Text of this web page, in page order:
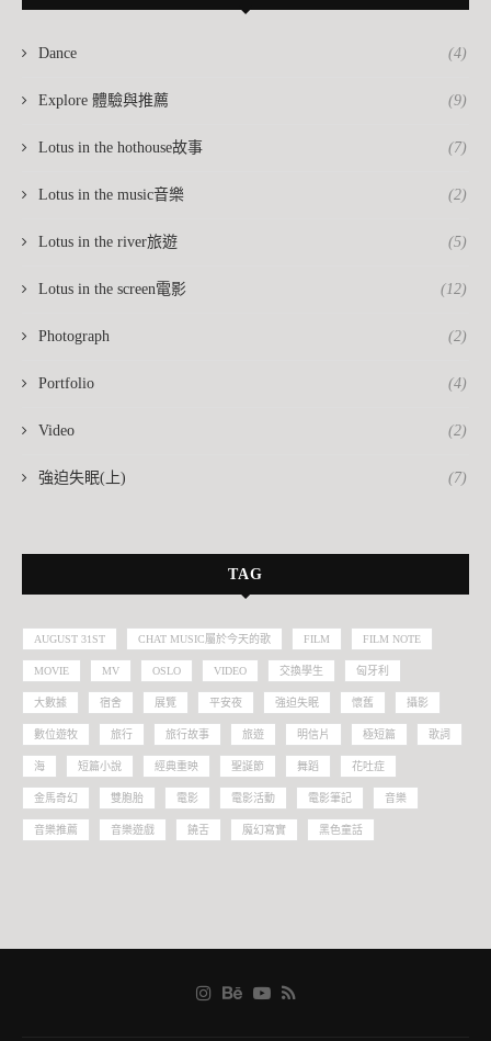
Dance (4)
Explore 體驗與推薦 (9)
Lotus in the hothouse故事 (7)
Lotus in the music音樂 (2)
Lotus in the river旅遊 (5)
Lotus in the screen電影 (12)
Photograph (2)
Portfolio (4)
Video (2)
強迫失眠(上) (7)
TAG
AUGUST 31ST CHAT MUSIC屬於今天的歌 FILM FILM NOTE
MOVIE MV OSLO VIDEO 交換學生 匈牙利
大數據 宿舍 展覽 平安夜 強迫失眠 懷舊 攝影
數位遊牧 旅行 旅行故事 旅遊 明信片 極短篇 歌詞
海 短篇小說 經典重映 聖誕節 舞蹈 花吐症
金馬奇幻 雙胞胎 電影 電影活動 電影筆記 音樂
音樂推薦 音樂遊戲 饒舌 魔幻寫實 黑色童話